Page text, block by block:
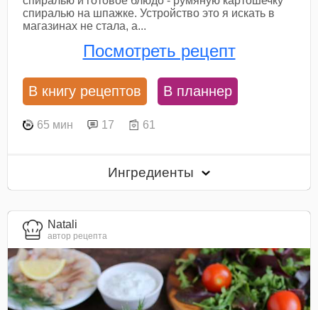
спиралью на шпажке. Устройство это я искать в
магазинах не стала, а...
Посмотреть рецепт
В книгу рецептов В планнер
65 мин 17 61
Ингредиенты
Natali
автор рецепта